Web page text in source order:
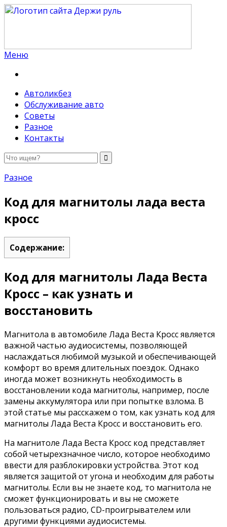
Меню
Автоликбез
Обслуживание авто
Советы
Разное
Контакты
Разное
Код для магнитолы лада веста
кросс
Содержание:
Код для магнитолы Лада Веста
Кросс – как узнать и
восстановить
Магнитола в автомобиле Лада Веста Кросс является
важной частью аудиосистемы, позволяющей
наслаждаться любимой музыкой и обеспечивающей
комфорт во время длительных поездок. Однако
иногда может возникнуть необходимость в
восстановлении кода магнитолы, например, после
замены аккумулятора или при попытке взлома. В
этой статье мы расскажем о том, как узнать код для
магнитолы Лада Веста Кросс и восстановить его.
На магнитоле Лада Веста Кросс код представляет
собой четырехзначное число, которое необходимо
ввести для разблокировки устройства. Этот код
является защитой от угона и необходим для работы
магнитолы. Если вы не знаете код, то магнитола не
сможет функционировать и вы не сможете
пользоваться радио, CD-проигрывателем или
другими функциями аудиосистемы.